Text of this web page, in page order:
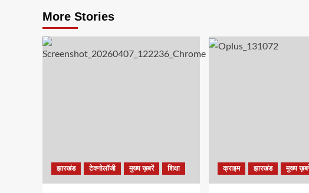
More Stories
झारखंड टेक्नोलॉजी मुख्य ख़बरें शिक्षा क्राइम झारखंड मुख्य